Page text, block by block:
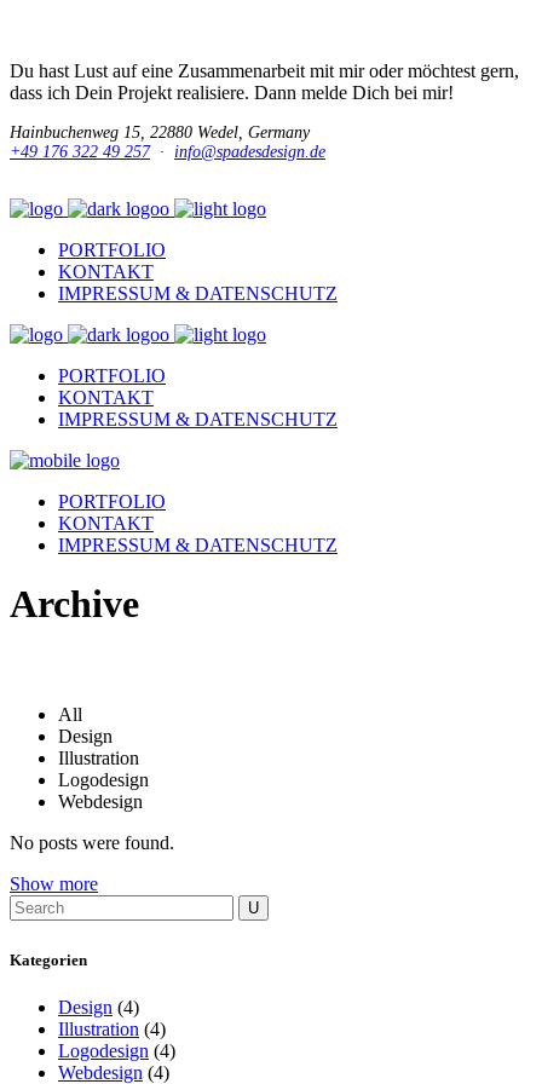
Du hast Lust auf eine Zusammenarbeit mit mir oder möchtest gern,
dass ich Dein Projekt realisiere. Dann melde Dich bei mir!
Hainbuchenweg 15, 22880 Wedel, Germany
+49 176 322 49 257· info@spadesdesign.de
PORTFOLIO
KONTAKT
IMPRESSUM & DATENSCHUTZ
PORTFOLIO
KONTAKT
IMPRESSUM & DATENSCHUTZ
PORTFOLIO
KONTAKT
IMPRESSUM & DATENSCHUTZ
Archive
All
Design
Illustration
Logodesign
Webdesign
No posts were found.
Show more
Kategorien
Design (4)
Illustration (4)
Logodesign (4)
Webdesign (4)